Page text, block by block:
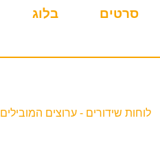
סרטים בלוג
לוחות שידורים - ערוצים המובילים